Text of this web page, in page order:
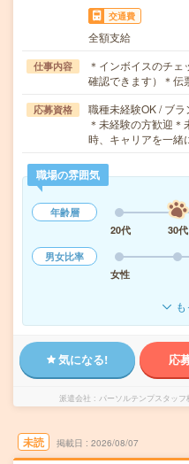
交通費
全額支給
仕事内容
＊インボイスのチ
確認できます）＊
応募資格
職種未経験OK / ブラ
＊未経験の方歓迎
時、キャリアを一
職場の雰囲気
年齢層
20代
30代
男女比率
女性
気になる! 応
派遣会社 パーソルテンプスタッ
未読 掲載日 2026/08/07